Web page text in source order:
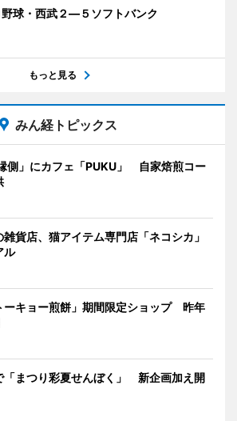
野球・西武２―５ソフトバンク
もっと見る
みん経トピックス
側」にカフェ「PUKU」 自家焙煎コー
貨店、猫アイテム専門店「ネコシカ」
ル
ーキョー煎餅」期間限定ショップ 昨年
「まつり彩夏せんぼく」 新企画加え開